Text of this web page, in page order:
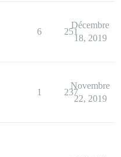
6 251
Décembre
18, 2019
1 237
Novembre
22, 2019